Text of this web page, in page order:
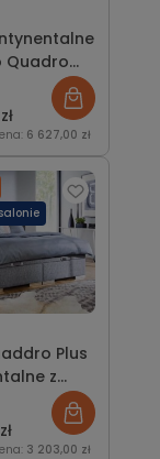
Quadro
6 627,00 zł
Plus
z
lub bez
3 203,00 zł